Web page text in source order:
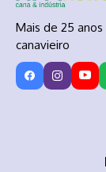
Mais de 25
canavieiro